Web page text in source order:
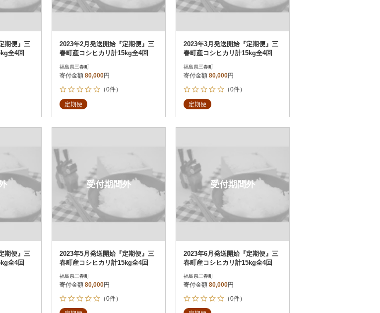
期便』三
全4回
2023年2月発送開始『定期便』三
春町産コシヒカリ計15kg全4回
福島県三春町
寄付金額 80,000円
（0件）
定期便
2023年3月発送開始『定期便』三
春町産コシヒカリ計15kg全4回
福島県三春町
寄付金額 80,000円
（0件）
定期便
期便』三
全4回
受付期間外
2023年5月発送開始『定期便』三
春町産コシヒカリ計15kg全4回
福島県三春町
寄付金額 80,000円
（0件）
受付期間外
2023年6月発送開始『定期便』三
春町産コシヒカリ計15kg全4回
福島県三春町
寄付金額 80,000円
（0件）